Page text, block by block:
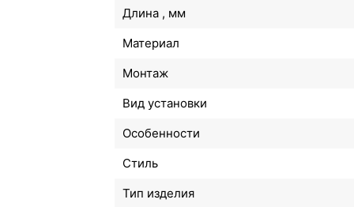
Длина , мм
Материал
Монтаж
Вид установки
Особенности
Стиль
Тип изделия